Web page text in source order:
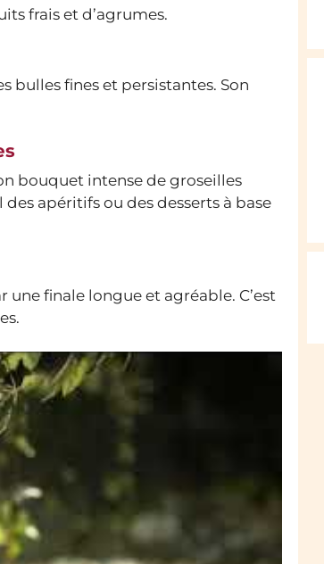
frais et d’agrumes.
fines et persistantes. Son
bouquet intense de groseilles
apéritifs ou des desserts à base
finale longue et agréable. C’est